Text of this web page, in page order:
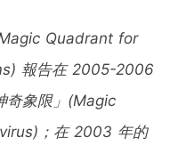
Quadrant for
報告在 2005-2006
象限」 (Magic
；在 2003 年的